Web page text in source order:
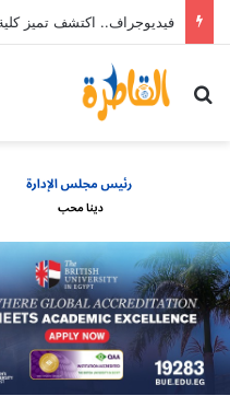
فيديوجراف.. اكتشف تميز
بحث عن